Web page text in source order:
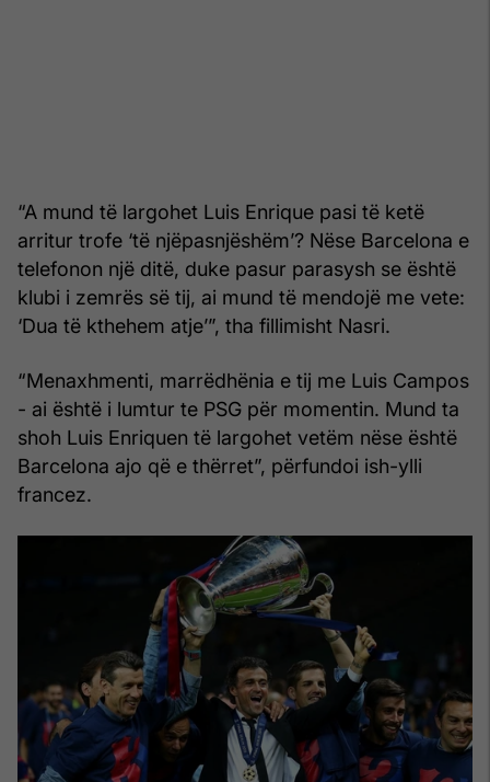
“A mund të largohet Luis Enrique pasi të ketë
arritur trofe ‘të njëpasnjëshëm’? Nëse Barcelona e
telefonon një ditë, duke pasur parasysh se është
klubi i zemrës së tij, ai mund të mendojë me vete:
‘Dua të kthehem atje’”, tha fillimisht Nasri.
“Menaxhmenti, marrëdhënia e tij me Luis Campos
- ai është i lumtur te PSG për momentin. Mund ta
shoh Luis Enriquen të largohet vetëm nëse është
Barcelona ajo që e thërret”, përfundoi ish-ylli
francez.